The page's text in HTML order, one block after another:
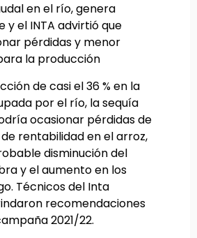
en el río, genera
y el INTA advirtió que
pérdidas y menor
la producción
de casi el 36 % en la
por el río, la sequía
ocasionar pérdidas de
rentabilidad en el arroz,
disminución del
y el aumento en los
Técnicos del Inta
recomendaciones
2021/22.